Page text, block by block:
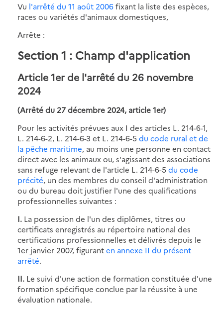
Vu l'arrêté du 11 août 2006fixant la liste des espèces,
races ou variétés d'animaux domestiques,
Arrête :
Section 1 : Champ d'application
Article 1er de l'arrêté du 26 novembre
2024
(Arrêté du 27 décembre 2024, article 1er)
Pour les activités prévues aux I des articles L. 214-6-1,
L. 214-6-2, L. 214-6-3 et L. 214-6-5 du code rural et de
la pêche maritime, au moins une personne en contact
direct avec les animaux ou, s'agissant des associations
sans refuge relevant de l'article L. 214-6-5 du code
précité, un des membres du conseil d'administration
ou du bureau doit justifier l'une des qualifications
professionnelles suivantes :
I. La possession de l'un des diplômes, titres ou
certificats enregistrés au répertoire national des
certifications professionnelles et délivrés depuis le
1er janvier 2007, figuranten annexe II du présent
arrêté.
II. Le suivi d'une action de formation constituée d'une
formation spécifique conclue par la réussite à une
évaluation nationale.